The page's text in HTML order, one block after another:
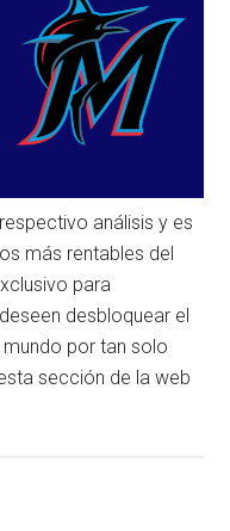
análisis y es
más rentables del
para
desbloquear el
por tan solo
sección de la web